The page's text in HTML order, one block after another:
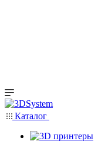
Каталог